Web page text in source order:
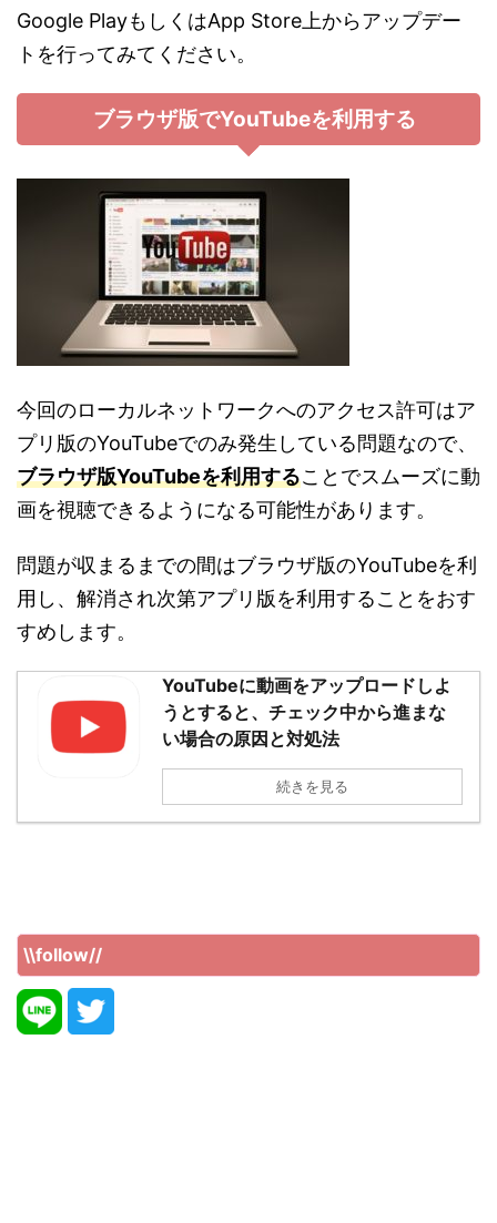
Google PlayもしくはApp Store 上からアップデー
トを行ってみてください。
ブラウザ版でYouTubeを利用する
今回のローカルネットワークへのアクセス許可はア
プリ版のYouTubeでのみ発生している問題なので、
ブラウザ版YouTubeを利用することでスムーズに動
画を視聴できるようになる可能性があります。
問題が収まるまでの間はブラウザ版のYouTubeを利
用し、解消され次第アプリ版を利用することをおす
すめします。
YouTubeに動画をアップロードしよ
うとすると、チェック中から進まな
い場合の原因と対処法
続きを見る
\\follow//